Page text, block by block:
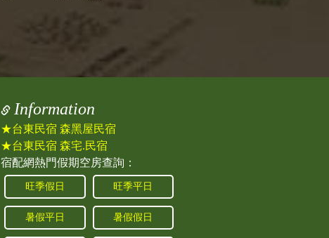
Information
★台東民宿 森黑屋民宿
★台東民宿 森宅.民宿
宿配網熱門假期空房查詢：
旺季假日 旺季平日
暑假平日 暑假假日